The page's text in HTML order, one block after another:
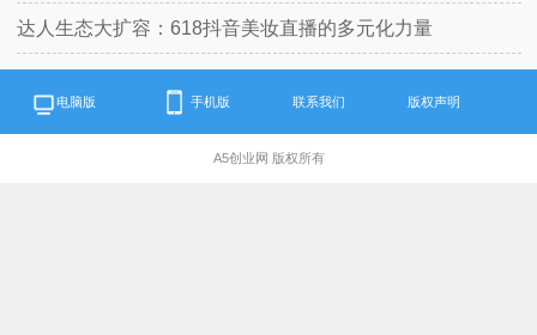
达人生态大扩容：618抖音美妆直播的多元化力量
电脑版 手机版 联系我们 版权声明
A5创业网 版权所有